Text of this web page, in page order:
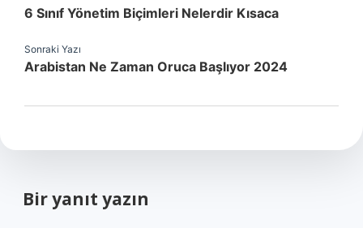
6 Sınıf Yönetim Biçimleri Nelerdir Kısaca
Sonraki Yazı
Arabistan Ne Zaman Oruca Başlıyor 2024
Bir yanıt yazın